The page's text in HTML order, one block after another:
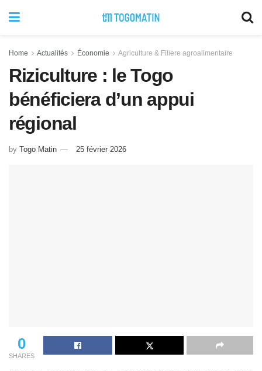
Home Actualités Économie Agriculture & Filiere agroalimentaire
Riziculture : le Togo
bénéficiera d’un appui
régional
by Togo Matin 25 février 2026
0
SHARES